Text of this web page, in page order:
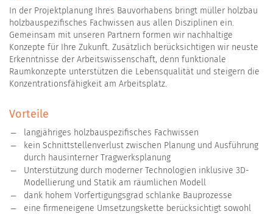
In der Projektplanung Ihres Bauvorhabens bringt müller holzbau
holzbauspezifisches Fachwissen aus allen Disziplinen ein.
Gemeinsam mit unseren Partnern formen wir nachhaltige
Konzepte für Ihre Zukunft. Zusätzlich berücksichtigen wir neuste
Erkenntnisse der Arbeitswissenschaft, denn funktionale
Raumkonzepte unterstützen die Lebensqualität und steigern die
Konzentrationsfähigkeit am Arbeitsplatz.
Vorteile
langjähriges holzbauspezifisches Fachwissen
kein Schnittstellenverlust zwischen Planung und Ausführung
durch hausinterner Tragwerksplanung
Unterstützung durch moderner Technologien inklusive 3D-
Modellierung und Statik am räumlichen Modell
dank hohem Vorfertigungsgrad schlanke Bauprozesse
eine firmeneigene Umsetzungskette berücksichtigt sowohl